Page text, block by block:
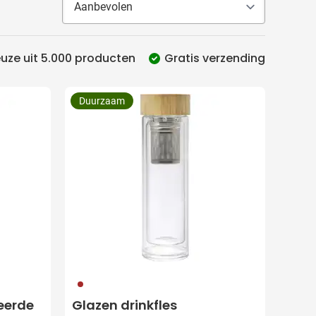
uit 5.000 producten Gratis verzending
011
Glazen drinkfles
Duurzaam